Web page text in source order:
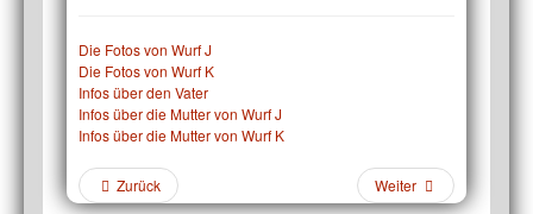
Die Fotos von Wurf J
Die Fotos von Wurf K
Infos über den Vater
Infos über die Mutter von Wurf J
Infos über die Mutter von Wurf K
Zurück Weiter